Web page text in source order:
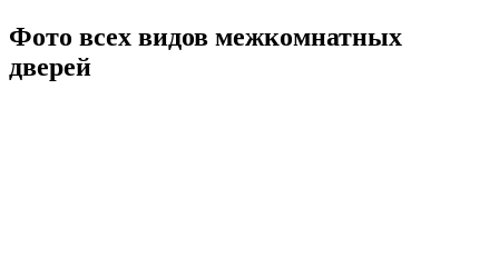
Фото всех видов межкомнатных
дверей